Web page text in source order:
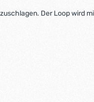
Der Loop wird